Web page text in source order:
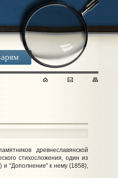
древнеславянской
стихосложения, один из
и "Дополнение" к нему (1858),